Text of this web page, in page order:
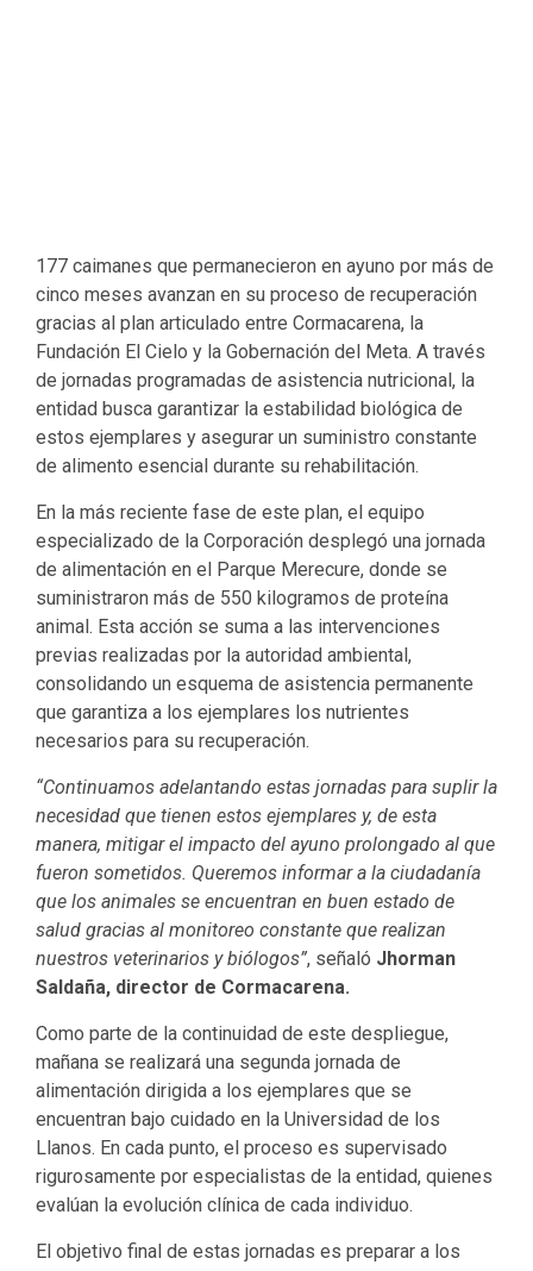
177 caimanes que permanecieron en ayuno por más de
cinco meses avanzan en su proceso de recuperación
gracias al plan articulado entre Cormacarena, la
Fundación El Cielo y la Gobernación del Meta. A través
de jornadas programadas de asistencia nutricional, la
entidad busca garantizar la estabilidad biológica de
estos ejemplares y asegurar un suministro constante
de alimento esencial durante su rehabilitación.
En la más reciente fase de este plan, el equipo
especializado de la Corporación desplegó una jornada
de alimentación en el Parque Merecure, donde se
suministraron más de 550 kilogramos de proteína
animal. Esta acción se suma a las intervenciones
previas realizadas por la autoridad ambiental,
consolidando un esquema de asistencia permanente
que garantiza a los ejemplares los nutrientes
necesarios para su recuperación.
“Continuamos adelantando estas jornadas para suplir la
necesidad que tienen estos ejemplares y, de esta
manera, mitigar el impacto del ayuno prolongado al que
fueron sometidos. Queremos informar a la ciudadanía
que los animales se encuentran en buen estado de
salud gracias al monitoreo constante que realizan
nuestros veterinarios y biólogos”, señaló Jhorman
Saldaña, director de Cormacarena.
Como parte de la continuidad de este despliegue,
mañana se realizará una segunda jornada de
alimentación dirigida a los ejemplares que se
encuentran bajo cuidado en la Universidad de los
Llanos. En cada punto, el proceso es supervisado
rigurosamente por especialistas de la entidad, quienes
evalúan la evolución clínica de cada individuo.
El objetivo final de estas jornadas es preparar a los